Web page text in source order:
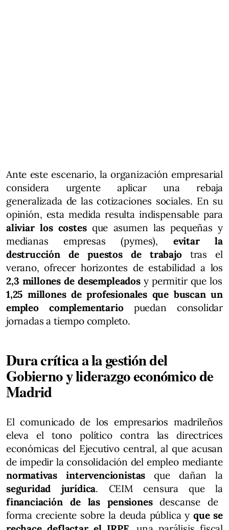
Ante este escenario, la organización empresarial
considera urgente aplicar una rebaja
generalizada de las cotizaciones sociales. En su
opinión, esta medida resulta indispensable para
aliviar los costesque asumen las pequeñas y
medianas empresas (pymes), evitar la
destrucción de puestos de trabajotras el
verano, ofrecer horizontes de estabilidad a los
2,3 millones de desempleados y permitir que los
1,25 millones de profesionales que buscan un
empleo complementariopuedan consolidar
jornadas a tiempo completo.
Dura crítica a la gestión del
Gobierno y liderazgo económico de
Madrid
El comunicado de los empresarios madrileños
eleva el tono político contra las directrices
económicas del Ejecutivo central, al que acusan
de impedir la consolidación del empleo mediante
normativas intervencionistas que dañan la
seguridad jurídica. CEIM censura que la
financiación de las pensionesdescanse de
forma creciente sobre la deuda pública yque se